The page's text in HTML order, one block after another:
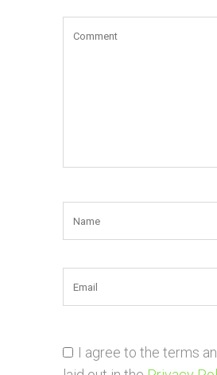
I agree to the terms